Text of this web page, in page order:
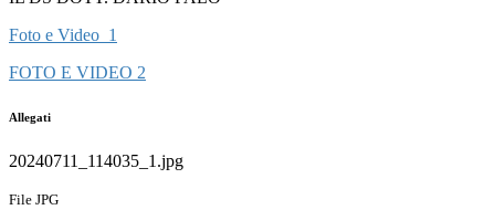
Foto e Video 1
FOTO E VIDEO 2
Allegati
20240711_114035_1.jpg
File JPG